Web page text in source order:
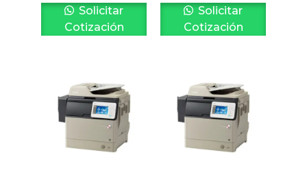
Solicitar
Cotización
Solicitar
Cotización